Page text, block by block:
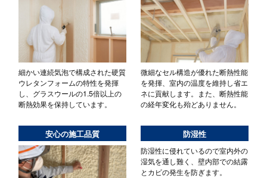
細かい連続気泡で構成された硬質
ウレタンフォームの特性を発揮
し、グラスウールの1.5倍以上の
断熱効果を保持しています。
微細なセル構造が優れた断熱性能
を発揮、室内の温度を維持し省エ
ネに貢献します。また、断熱性能
の経年変化も殆どありません。
安心の施工品質 防湿性
防湿性に侵れているので室内外の
湿気を通し難く、壁内部での結露
とカビの発生を防ぎます。